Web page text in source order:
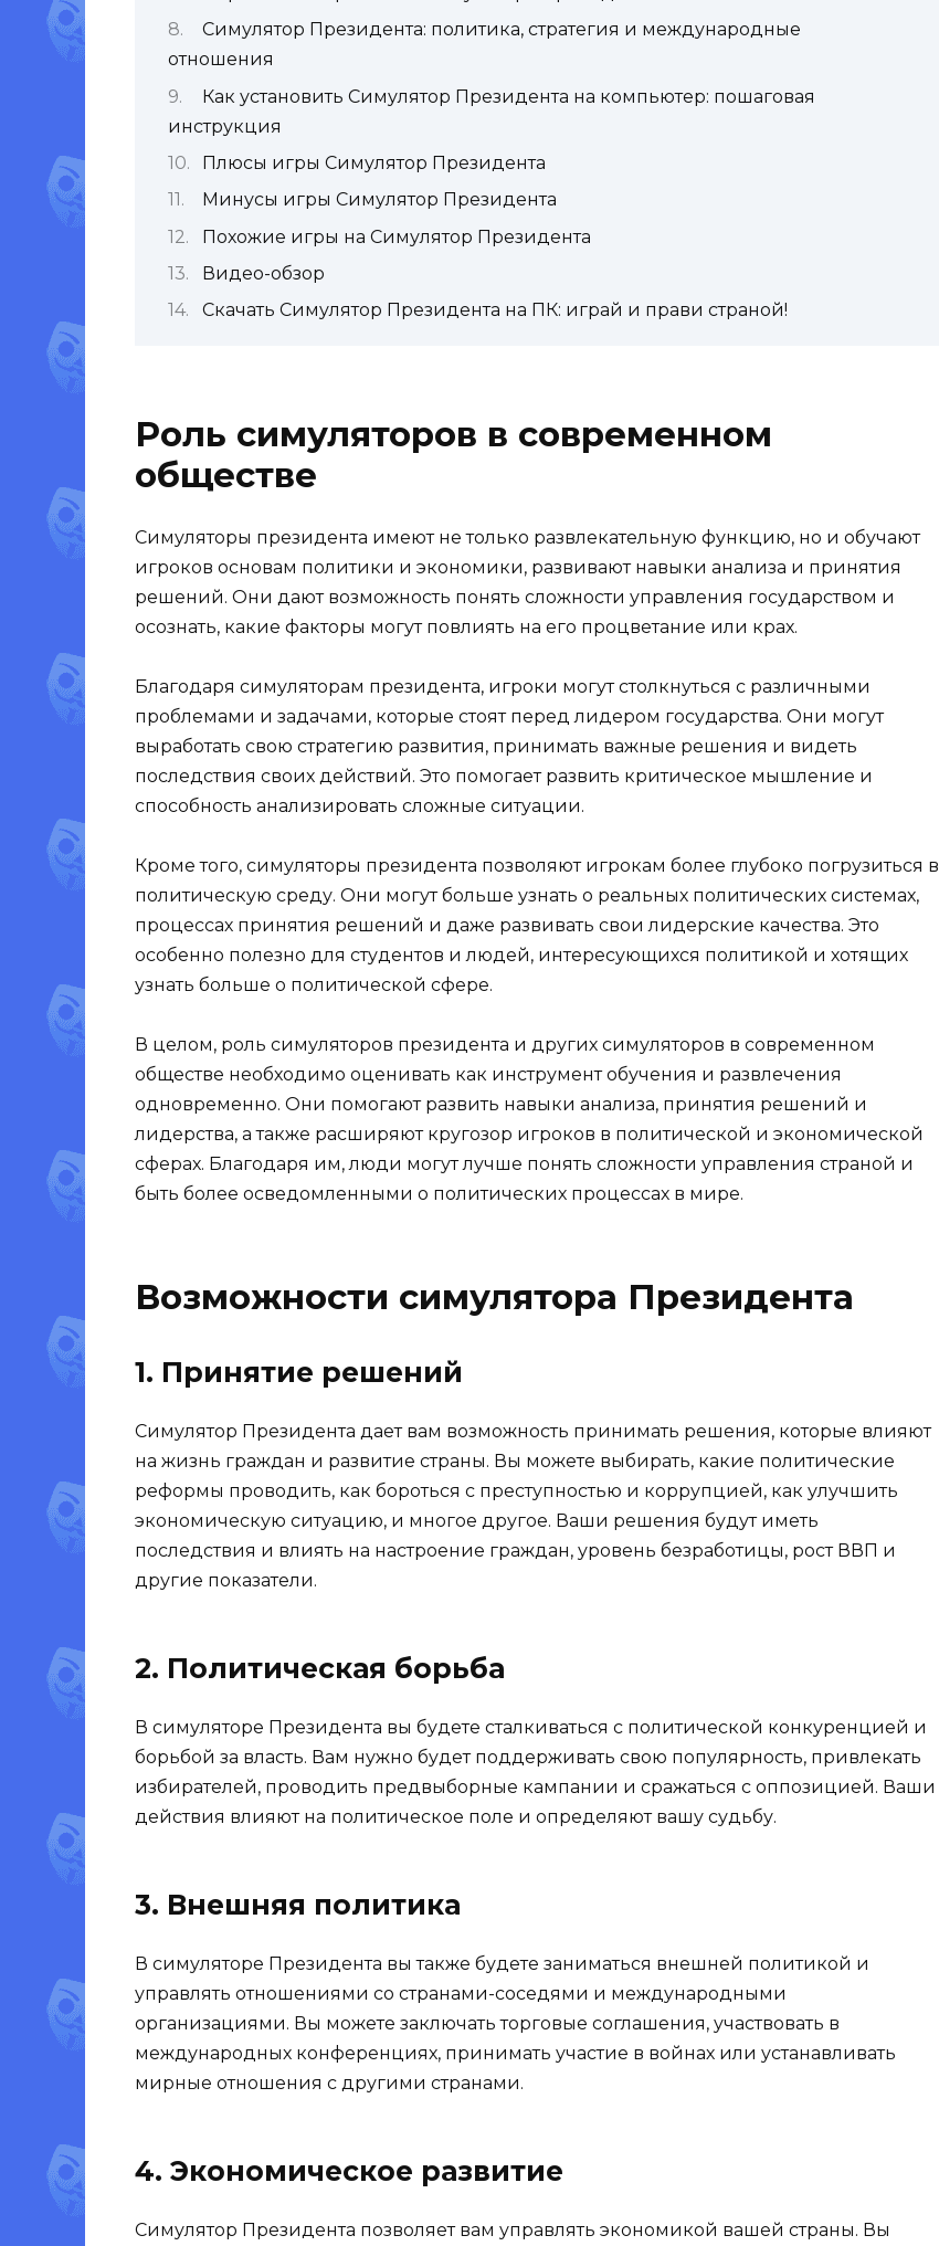
Симулятор Президента: политика, стратегия и международные
отношения
Как установить Симулятор Президента на компьютер: пошаговая
инструкция
Плюсы игры Симулятор Президента
Минусы игры Симулятор Президента
Похожие игры на Симулятор Президента
Видео-обзор
Скачать Симулятор Президента на ПК: играй и прави страной!
Роль симуляторов в современном
обществе
Симуляторы президента имеют не только развлекательную функцию, но и обучают
игроков основам политики и экономики, развивают навыки анализа и принятия
решений. Они дают возможность понять сложности управления государством и
осознать, какие факторы могут повлиять на его процветание или крах.
Благодаря симуляторам президента, игроки могут столкнуться с различными
проблемами и задачами, которые стоят перед лидером государства. Они могут
выработать свою стратегию развития, принимать важные решения и видеть
последствия своих действий. Это помогает развить критическое мышление и
способность анализировать сложные ситуации.
Кроме того, симуляторы президента позволяют игрокам более глубоко погрузиться в
политическую среду. Они могут больше узнать о реальных политических системах,
процессах принятия решений и даже развивать свои лидерские качества. Это
особенно полезно для студентов и людей, интересующихся политикой и хотящих
узнать больше о политической сфере.
В целом, роль симуляторов президента и других симуляторов в современном
обществе необходимо оценивать как инструмент обучения и развлечения
одновременно. Они помогают развить навыки анализа, принятия решений и
лидерства, а также расширяют кругозор игроков в политической и экономической
сферах. Благодаря им, люди могут лучше понять сложности управления страной и
быть более осведомленными о политических процессах в мире.
Возможности симулятора Президента
1. Принятие решений
Симулятор Президента дает вам возможность принимать решения, которые влияют
на жизнь граждан и развитие страны. Вы можете выбирать, какие политические
реформы проводить, как бороться с преступностью и коррупцией, как улучшить
экономическую ситуацию, и многое другое. Ваши решения будут иметь
последствия и влиять на настроение граждан, уровень безработицы, рост ВВП и
другие показатели.
2. Политическая борьба
В симуляторе Президента вы будете сталкиваться с политической конкуренцией и
борьбой за власть. Вам нужно будет поддерживать свою популярность, привлекать
избирателей, проводить предвыборные кампании и сражаться с оппозицией. Ваши
действия влияют на политическое поле и определяют вашу судьбу.
3. Внешняя политика
В симуляторе Президента вы также будете заниматься внешней политикой и
управлять отношениями со странами-соседями и международными
организациями. Вы можете заключать торговые соглашения, участвовать в
международных конференциях, принимать участие в войнах или устанавливать
мирные отношения с другими странами.
4. Экономическое развитие
Симулятор Президента позволяет вам управлять экономикой вашей страны. Вы